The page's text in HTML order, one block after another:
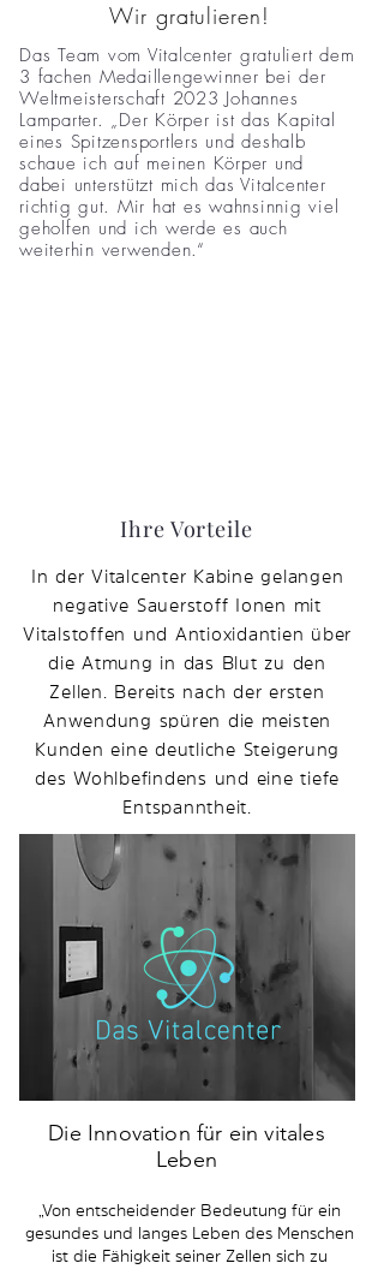
Wir gratulieren!
Das Team vom Vitalcenter gratuliert dem
3 fachen Medaillengewinner bei der
Weltmeisterschaft 2023 Johannes
Lamparter. „Der Körper ist das Kapital
eines Spitzensportlers und deshalb
schaue ich auf meinen Körper und
dabei unterstützt mich das Vitalcenter
richtig gut. Mir hat es wahnsinnig viel
geholfen und ich werde es auch
weiterhin verwenden.“
Ihre Vorteile
In der Vitalcenter Kabine gelangen
negative Sauerstoff Ionen mit
Vitalstoffen und Antioxidantien über
die Atmung in das Blut zu den
Zellen. Bereits nach der ersten
Anwendung spüren die meisten
Kunden eine deutliche Steigerung
des Wohlbefindens und eine tiefe
Entspanntheit.
Die Innovation für ein vitales
Leben
„Von entscheidender Bedeutung für ein
gesundes und langes Leben des Menschen
ist die Fähigkeit seiner Zellen sich zu